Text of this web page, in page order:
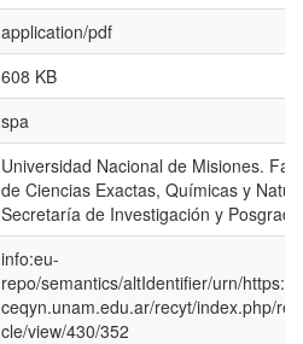
application/pdf
608 KB
spa
Universidad Nacional de Misiones.
de Ciencias Exactas, Químicas y
Secretaría de Investigación y Posgrado
info:eu-
repo/semantics/altIdentifier/urn/https://
ceqyn.unam.edu.ar/recyt/index.php/
cle/view/430/352